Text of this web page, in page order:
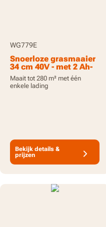
WG779E
Snoerloze grasmaaier
34 cm 40V - met 2 Ah-
accu’s en lader
Maait tot 280 m² met één
enkele lading
Bekijk details &
prijzen